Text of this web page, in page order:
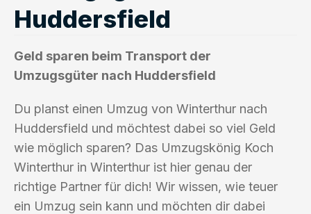
Huddersfield
Geld sparen beim Transport der
Umzugsgüter nach Huddersfield
Du planst einen Umzug von Winterthur nach
Huddersfield und möchtest dabei so viel Geld
wie möglich sparen? Das Umzugskönig Koch
Winterthur in Winterthur ist hier genau der
richtige Partner für dich! Wir wissen, wie teuer
ein Umzug sein kann und möchten dir dabei